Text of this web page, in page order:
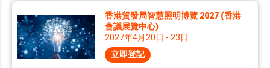
香港貿發局智慧照明博覽 2027 (香港
會議展覽中心)
2027年4月20日 - 23日
立即登記